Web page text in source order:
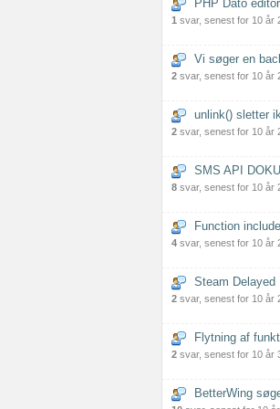
PHP Dato editor
1 svar, senest for 10 år
Vi søger en
2 svar, senest for 10 år
unlink() sletter
2 svar, senest for 10 år
SMS API
8 svar, senest for 10 år
Function
4 svar, senest for 10 år
Steam Delayed
2 svar, senest for 10 år
Flytning af
2 svar, senest for 10 år
BetterWing